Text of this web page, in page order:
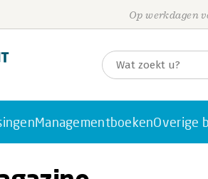
Op werkdagen
ManagementboekenOverige